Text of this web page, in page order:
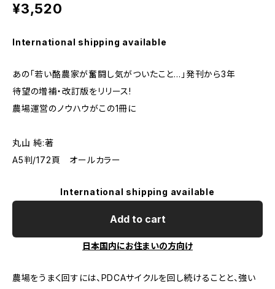
¥3,520
International shipping available
あの「若い酪農家が奮闘し気がついたこと…」発刊から3年
待望の増補・改訂版をリリース!
農場運営のノウハウがこの1冊に
丸山 純:著
A5判/172頁 オールカラー
International shipping available
Add to cart
日本国内にお住まいの方向け
農場をうまく回すには、PDCAサイクルを回し続けることと、強い